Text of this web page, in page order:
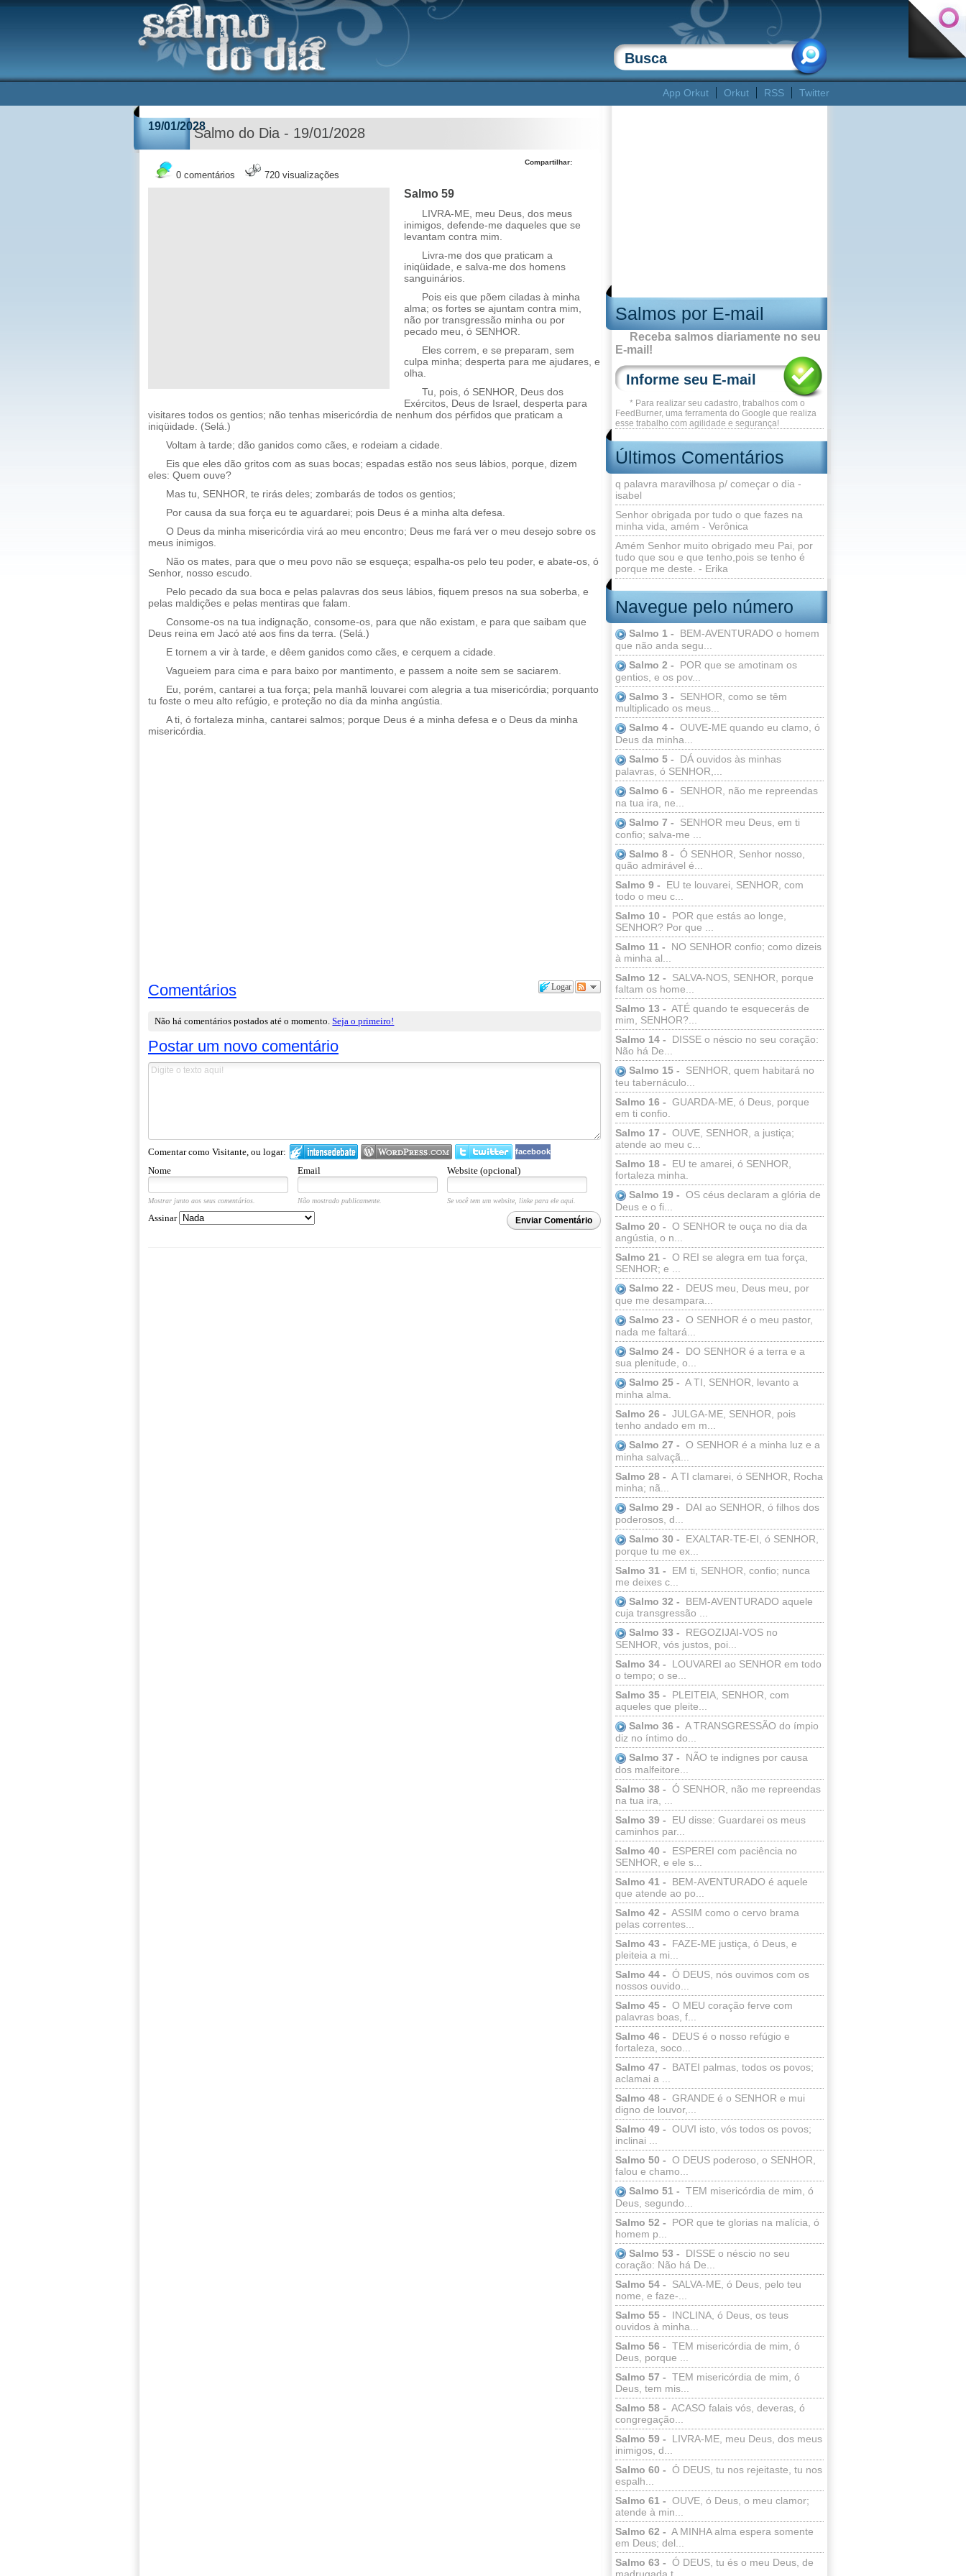
App Orkut Orkut RSS Twitter
Salmos por E-mail
Receba salmos diariamente no seu
E-mail!
* Para realizar seu cadastro, trabalhos com o
FeedBurner, uma ferramenta do Google que realiza
esse trabalho com agilidade e segurança!
Últimos Comentários
q palavra maravilhosa p/ começar o dia -
isabel
Senhor obrigada por tudo o que fazes na
minha vida, amém - Verônica
Amém Senhor muito obrigado meu Pai, por
tudo que sou e que tenho,pois se tenho é
porque me deste. - Erika
Navegue pelo número
Salmo 1 -
BEM-AVENTURADO o homem
que não anda segu...
Salmo 2 -
POR que se amotinam os
gentios, e os pov...
Salmo 3 -
SENHOR, como se têm
multiplicado os meus...
Salmo 4 - OUVE-ME quando eu clamo, ó
Deus da minha...
Salmo 5 -
DÁ ouvidos às minhas
palavras, ó SENHOR,...
Salmo 6 -
SENHOR, não me repreendas
na tua ira, ne...
Salmo 7 -
SENHOR meu Deus, em ti
confio; salva-me ...
Salmo 8 - Ó SENHOR, Senhor nosso,
quão admirável é...
Salmo 9 -
EU te louvarei, SENHOR, com
todo o meu c...
Salmo 10 -
POR que estás ao longe,
SENHOR? Por que ...
Salmo 11 -
NO SENHOR confio; como dizeis
à minha al...
Salmo 12 -
SALVA-NOS, SENHOR, porque
faltam os home...
Salmo 13 - ATÉ quando te esquecerás de
mim, SENHOR?...
Salmo 14 -
DISSE o néscio no seu coração:
Não há De...
Salmo 15 -
SENHOR, quem habitará no
teu tabernáculo...
Salmo 16 - GUARDA-ME, ó Deus, porque
em ti confio.
Salmo 17 - OUVE, SENHOR, a justiça;
atende ao meu c...
Salmo 18 -
EU te amarei, ó SENHOR,
fortaleza minha.
Salmo 19 - OS céus declaram a glória de
Deus e o fi...
Salmo 20 - O SENHOR te ouça no dia da
angústia, o n...
Salmo 21 - O REI se alegra em tua força,
SENHOR; e ...
Salmo 22 -
DEUS meu, Deus meu, por
que me desampara...
Salmo 23 - O SENHOR é o meu pastor,
nada me faltará...
Salmo 24 -
DO SENHOR é a terra e a
sua plenitude, o...
Salmo 25 - A TI, SENHOR, levanto a
minha alma.
Salmo 26 - JULGA-ME, SENHOR, pois
tenho andado em m...
Salmo 27 - O SENHOR é a minha luz e a
minha salvaçã...
Salmo 28 - A TI clamarei, ó SENHOR, Rocha
minha; nã...
Salmo 29 -
DAI ao SENHOR, ó filhos dos
poderosos, d...
Salmo 30 -
EXALTAR-TE-EI, ó SENHOR,
porque tu me ex...
Salmo 31 -
EM ti, SENHOR, confio; nunca
me deixes c...
Salmo 32 -
BEM-AVENTURADO aquele
cuja transgressão ...
Salmo 33 -
REGOZIJAI-VOS no
SENHOR, vós justos, poi...
Salmo 34 -
LOUVAREI ao SENHOR em todo
o tempo; o se...
Salmo 35 -
PLEITEIA, SENHOR, com
aqueles que pleite...
Salmo 36 - A TRANSGRESSÃO do ímpio
diz no íntimo do...
Salmo 37 -
NÃO te indignes por causa
dos malfeitore...
Salmo 38 - Ó SENHOR, não me repreendas
na tua ira, ...
Salmo 39 -
EU disse: Guardarei os meus
caminhos par...
Salmo 40 -
ESPEREI com paciência no
SENHOR, e ele s...
Salmo 41 -
BEM-AVENTURADO é aquele
que atende ao po...
Salmo 42 - ASSIM como o cervo brama
pelas correntes...
Salmo 43 -
FAZE-ME justiça, ó Deus, e
pleiteia a mi...
Salmo 44 - Ó DEUS, nós ouvimos com os
nossos ouvido...
Salmo 45 - O MEU coração ferve com
palavras boas, f...
Salmo 46 -
DEUS é o nosso refúgio e
fortaleza, soco...
Salmo 47 -
BATEI palmas, todos os povos;
aclamai a ...
Salmo 48 - GRANDE é o SENHOR e mui
digno de louvor,...
Salmo 49 - OUVI isto, vós todos os povos;
inclinai ...
Salmo 50 - O DEUS poderoso, o SENHOR,
falou e chamo...
Salmo 51 - TEM misericórdia de mim, ó
Deus, segundo...
Salmo 52 -
POR que te glorias na malícia, ó
homem p...
Salmo 53 -
DISSE o néscio no seu
coração: Não há De...
Salmo 54 -
SALVA-ME, ó Deus, pelo teu
nome, e faze-...
Salmo 55 -
INCLINA, ó Deus, os teus
ouvidos à minha...
Salmo 56 - TEM misericórdia de mim, ó
Deus, porque ...
Salmo 57 - TEM misericórdia de mim, ó
Deus, tem mis...
Salmo 58 - ACASO falais vós, deveras, ó
congregação...
Salmo 59 -
LIVRA-ME, meu Deus, dos meus
inimigos, d...
Salmo 60 - Ó DEUS, tu nos rejeitaste, tu nos
espalh...
Salmo 61 - OUVE, ó Deus, o meu clamor;
atende à min...
Salmo 62 - A MINHA alma espera somente
em Deus; del...
Salmo 63 - Ó DEUS, tu és o meu Deus, de
19/01/2028Salmo do Dia - 19/01/2028
0 comentários 720 visualizações
Compartilhar:
Salmo 59
LIVRA-ME, meu Deus, dos meus
inimigos, defende-me daqueles que se
levantam contra mim.
Livra-me dos que praticam a
iniqüidade, e salva-me dos homens
sanguinários.
Pois eis que põem ciladas à minha
alma; os fortes se ajuntam contra mim,
não por transgressão minha ou por
pecado meu, ó SENHOR.
Eles correm, e se preparam, sem
culpa minha; desperta para me ajudares, e
olha.
Tu, pois, ó SENHOR, Deus dos
Exércitos, Deus de Israel, desperta para
visitares todos os gentios; não tenhas misericórdia de nenhum dos pérfidos que praticam a
iniqüidade. (Selá.)
Voltam à tarde; dão ganidos como cães, e rodeiam a cidade.
Eis que eles dão gritos com as suas bocas; espadas estão nos seus lábios, porque, dizem
eles: Quem ouve?
Mas tu, SENHOR, te rirás deles; zombarás de todos os gentios;
Por causa da sua força eu te aguardarei; pois Deus é a minha alta defesa.
O Deus da minha misericórdia virá ao meu encontro; Deus me fará ver o meu desejo sobre os
meus inimigos.
Não os mates, para que o meu povo não se esqueça; espalha-os pelo teu poder, e abate-os, ó
Senhor, nosso escudo.
Pelo pecado da sua boca e pelas palavras dos seus lábios, fiquem presos na sua soberba, e
pelas maldições e pelas mentiras que falam.
Consome-os na tua indignação, consome-os, para que não existam, e para que saibam que
Deus reina em Jacó até aos fins da terra. (Selá.)
E tornem a vir à tarde, e dêem ganidos como cães, e cerquem a cidade.
Vagueiem para cima e para baixo por mantimento, e passem a noite sem se saciarem.
Eu, porém, cantarei a tua força; pela manhã louvarei com alegria a tua misericórdia; porquanto
tu foste o meu alto refúgio, e proteção no dia da minha angústia.
A ti, ó fortaleza minha, cantarei salmos; porque Deus é a minha defesa e o Deus da minha
misericórdia.
Logar
Comentários
Não há comentários postados até o momento.Seja o primeiro!
Postar um novo comentário
Comentar como Visitante, ou logar: facebook
Nome Email Website (opcional)
Mostrar junto aos seus comentários. Não mostrado publicamente. Se você tem um website, linke para ele aqui.
Enviar Comentário
Assinar